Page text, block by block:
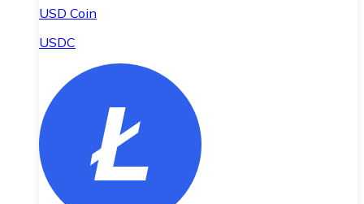
USD Coin
USDC